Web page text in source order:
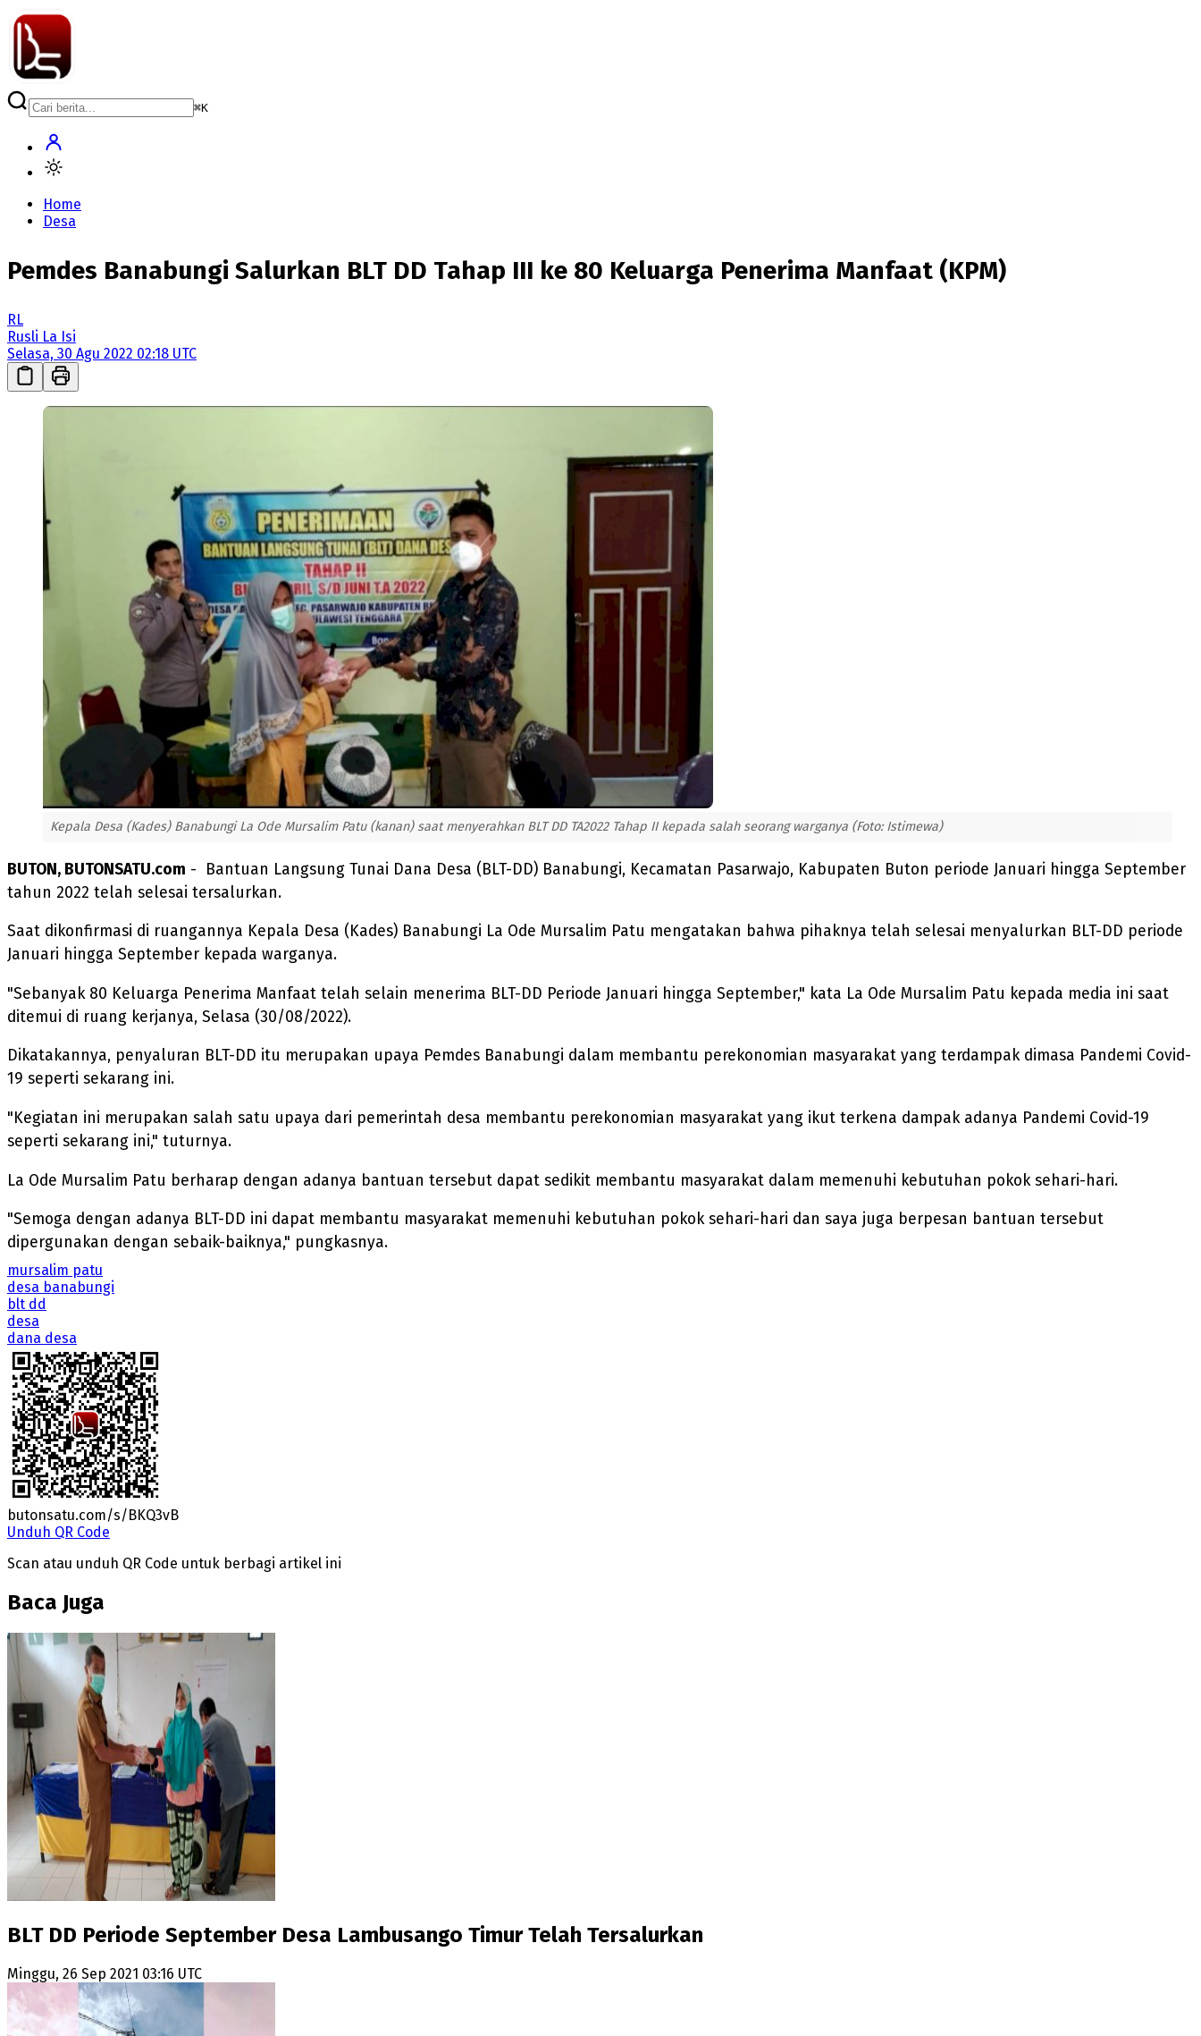
⌘K
Home
Desa
Pemdes Banabungi Salurkan BLT DD Tahap III ke 80 Keluarga Penerima Manfaat (KPM)
RL
Rusli La Isi
Selasa, 30 Agu 2022 02:18 UTC
Kepala Desa (Kades) Banabungi La Ode Mursalim Patu (kanan) saat menyerahkan BLT DD TA2022 Tahap II kepada salah seorang warganya (Foto: Istimewa)
BUTON, BUTONSATU.com - Bantuan Langsung Tunai Dana Desa (BLT-DD) Banabungi, Kecamatan Pasarwajo, Kabupaten Buton periode Januari hingga September
tahun 2022 telah selesai tersalurkan.
Saat dikonfirmasi di ruangannya Kepala Desa (Kades) Banabungi La Ode Mursalim Patu mengatakan bahwa pihaknya telah selesai menyalurkan BLT-DD periode
Januari hingga September kepada warganya.
"Sebanyak 80 Keluarga Penerima Manfaat telah selain menerima BLT-DD Periode Januari hingga September," kata La Ode Mursalim Patu kepada media ini saat
ditemui di ruang kerjanya, Selasa (30/08/2022).
Dikatakannya, penyaluran BLT-DD itu merupakan upaya Pemdes Banabungi dalam membantu perekonomian masyarakat yang terdampak dimasa Pandemi Covid-
19 seperti sekarang ini.
"Kegiatan ini merupakan salah satu upaya dari pemerintah desa membantu perekonomian masyarakat yang ikut terkena dampak adanya Pandemi Covid-19
seperti sekarang ini," tuturnya.
La Ode Mursalim Patu berharap dengan adanya bantuan tersebut dapat sedikit membantu masyarakat dalam memenuhi kebutuhan pokok sehari-hari.
"Semoga dengan adanya BLT-DD ini dapat membantu masyarakat memenuhi kebutuhan pokok sehari-hari dan saya juga berpesan bantuan tersebut
dipergunakan dengan sebaik-baiknya," pungkasnya.
mursalim patu
desa banabungi
blt dd
desa
dana desa
butonsatu.com/s/BKQ3vB
Unduh QR Code
Scan atau unduh QR Code untuk berbagi artikel ini
Baca Juga
BLT DD Periode September Desa Lambusango Timur Telah Tersalurkan
Minggu, 26 Sep 2021 03:16 UTC